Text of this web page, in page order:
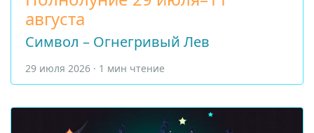
августа
Символ – Огнегривый Лев
29 июля 2026 · 1 мин чтение